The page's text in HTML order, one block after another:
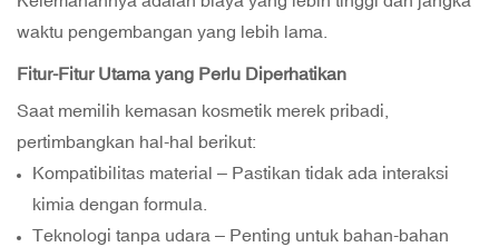
waktu pengembangan yang lebih lama.
Fitur-Fitur Utama yang Perlu Diperhatikan
Saat memilih kemasan kosmetik merek pribadi,
pertimbangkan hal-hal berikut:
Kompatibilitas material – Pastikan tidak ada interaksi
kimia dengan formula.
Teknologi tanpa udara – Penting untuk bahan-bahan